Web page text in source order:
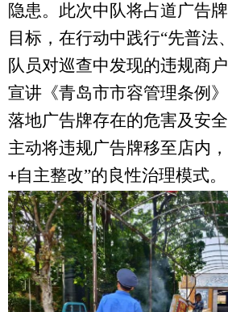
隐患。 此次中队将占道广告
目标 ， 在行动中践行“先普法
队员对巡查中发现的违规商
宣讲《青岛市市容管理条例》
落地广告牌存在的危害及安
主动将违规广告牌移至店内
+自主整改”的良性治理模式。